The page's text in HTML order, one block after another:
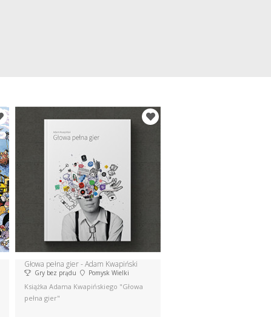
Głowa pełna gier - Adam Kwapiński
Gry bez prądu Pomysk Wielki
Książka Adama Kwapińskiego "Głowa
pełna gier"